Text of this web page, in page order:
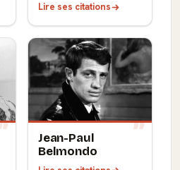
Lire ses citations
Jean-Paul
Belmondo